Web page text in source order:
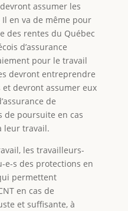
assumer les
en va de même pour
des rentes du Québec
d’assurance
pour le travail
devront entreprendre
devront assumer eux
de
de poursuite en cas
leur travail.
les travailleurs-
e-s des protections en
permettent
en cas de
et suffisante, à